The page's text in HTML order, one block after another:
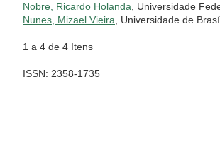
Nobre, Ricardo Holanda, Universidade
Nunes, Mizael Vieira, Universidade de
1 a 4 de 4 Itens
ISSN: 2358-1735